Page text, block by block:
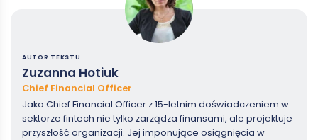
AUTOR TEKSTU
Zuzanna Hotiuk
Chief Financial Officer
Jako Chief Financial Officer z 15-letnim doświadczeniem w
sektorze fintech nie tylko zarządza finansami, ale projektuje
przyszłość organizacji. Jej imponujące osiągnięcia w